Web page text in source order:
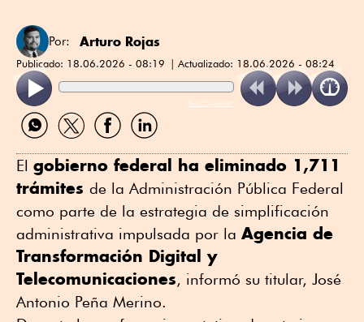
Por: Arturo Rojas
Publicado: 18.06.2026 - 08:19 Actualizado: 18.06.2026 - 08:24
ReadSpeaker
Compartir
por
Compartir
por
Compartir
por
Compartir
por
El gobierno federal ha eliminado 1,711
trámites de la Administración Pública Federal
como parte de la estrategia de simplificación
administrativa impulsada por la Agencia de
Transformación Digital y
Telecomunicaciones, informó su titular, José
Antonio Peña Merino.